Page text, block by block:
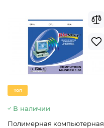
Топ
В наличии
Полимерная компьютерная